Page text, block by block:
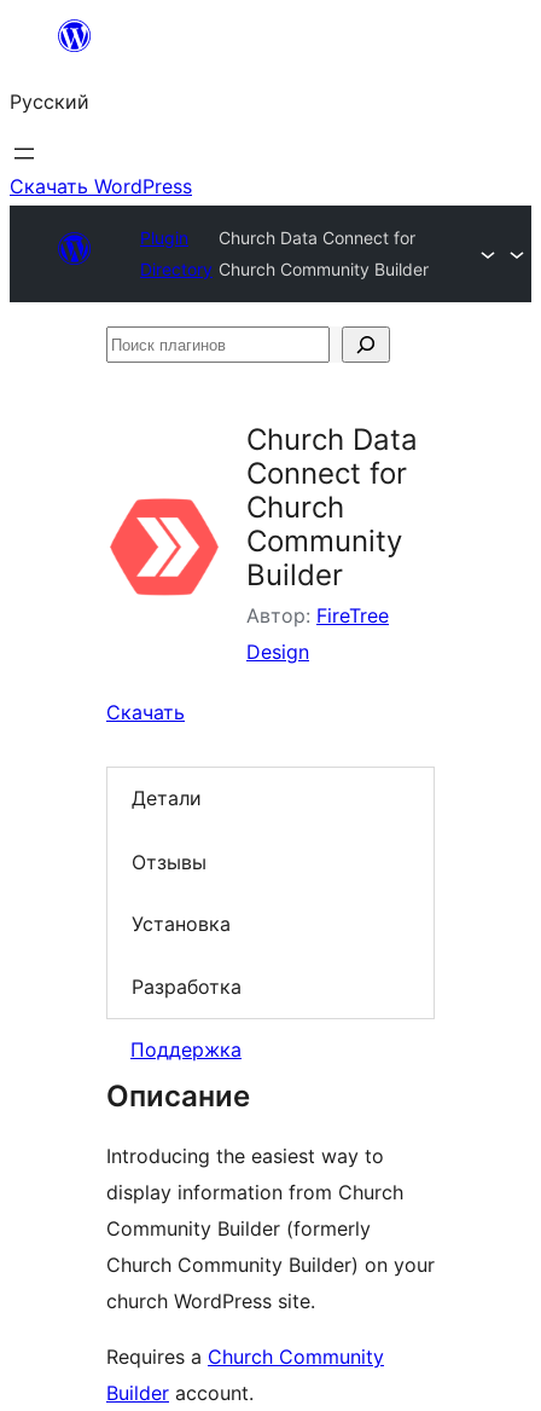
Перейти
содержимому
Русский
Скачать WordPress
Plugin
Directory
Church Data Connect for
Church Community Builder
Поиск
Church Data
Connect for
Church
Community
Builder
Автор: FireTree
Design
Скачать
Детали
Отзывы
Установка
Разработка
Поддержка
Описание
Introducing the easiest way to
display information from Church
Community Builder (formerly
Church Community Builder) on your
church WordPress site.
Requires a Church Community
Builder account.